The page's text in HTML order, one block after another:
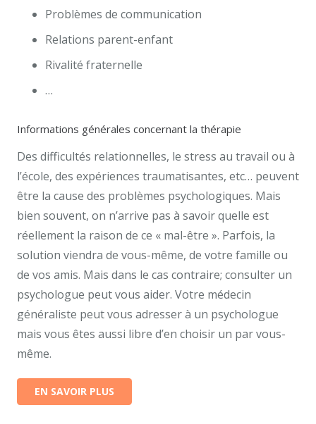
Problèmes de communication
Relations parent-enfant
Rivalité fraternelle
…
Informations générales concernant la thérapie
Des difficultés relationnelles, le stress au travail ou à
l’école, des expériences traumatisantes, etc… peuvent
être la cause des problèmes psychologiques. Mais
bien souvent, on n’arrive pas à savoir quelle est
réellement la raison de ce « mal-être ». Parfois, la
solution viendra de vous-même, de votre famille ou
de vos amis. Mais dans le cas contraire; consulter un
psychologue peut vous aider. Votre médecin
généraliste peut vous adresser à un psychologue
mais vous êtes aussi libre d’en choisir un par vous-
même.
EN SAVOIR PLUS